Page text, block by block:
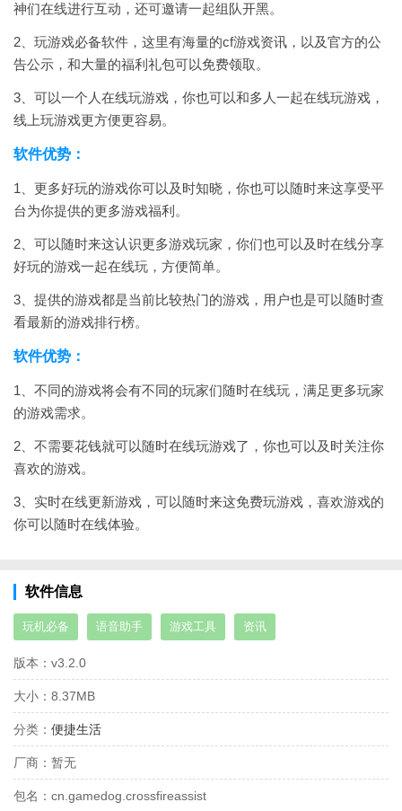
神们在线进行互动，还可邀请一起组队开黑。
2、玩游戏必备软件，这里有海量的cf游戏资讯，以及官方的公
告公示，和大量的福利礼包可以免费领取。
3、可以一个人在线玩游戏，你也可以和多人一起在线玩游戏，
线上玩游戏更方便更容易。
软件优势：
1、更多好玩的游戏你可以及时知晓，你也可以随时来这享受平
台为你提供的更多游戏福利。
2、可以随时来这认识更多游戏玩家，你们也可以及时在线分享
好玩的游戏一起在线玩，方便简单。
3、提供的游戏都是当前比较热门的游戏，用户也是可以随时查
看最新的游戏排行榜。
软件优势：
1、不同的游戏将会有不同的玩家们随时在线玩，满足更多玩家
的游戏需求。
2、不需要花钱就可以随时在线玩游戏了，你也可以及时关注你
喜欢的游戏。
3、实时在线更新游戏，可以随时来这免费玩游戏，喜欢游戏的
你可以随时在线体验。
软件信息
玩机必备 语音助手 游戏工具 资讯
版本： v3.2.0
大小： 8.37MB
分类： 便捷生活
厂商： 暂无
包名： cn.gamedog.crossfireassist